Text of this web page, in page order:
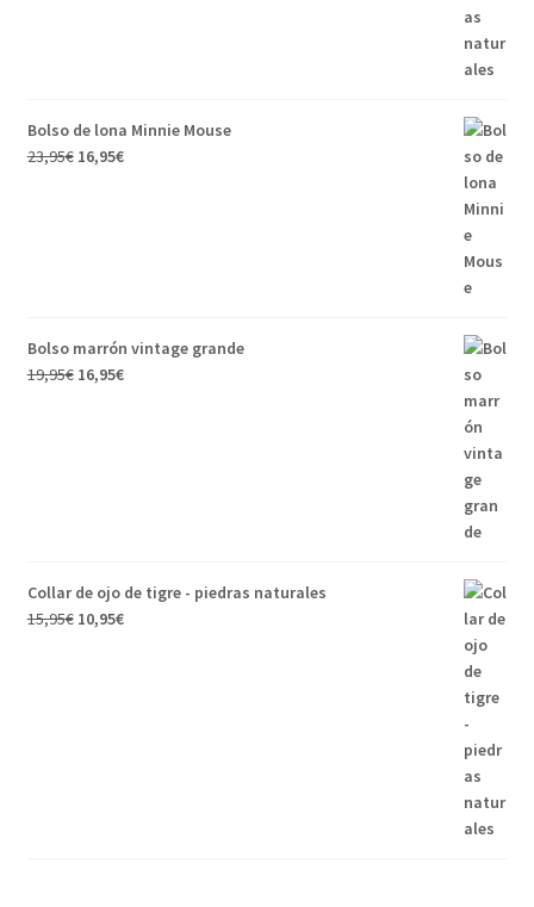
Bolso de lona Minnie Mouse
23,95€ 16,95€
Bolso marrón vintage grande
19,95€ 16,95€
Collar de ojo de tigre - piedras naturales
15,95€ 10,95€